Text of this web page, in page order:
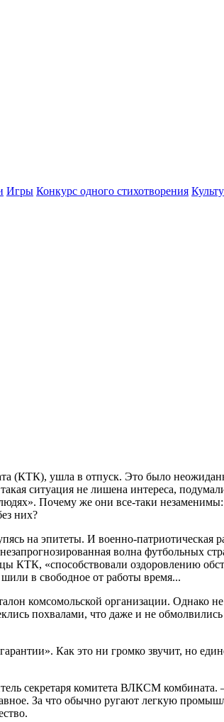
Игры Конкурс одного стихотворения
(КТК), ушла в отпуск. Это было
ситуация не лишена интереса,
Почему же они все-таки
них?
на эпитеты. И военно-патриотическая
волна футбольных
КТК, «способствовали оздоровлению
в свободное от работы время...
комсомольской организации. Однако
похвалами, что даже и не
Как это ни громко звучит, но
секретаря комитета ВЛКСМ
За что обычно ругают легкую